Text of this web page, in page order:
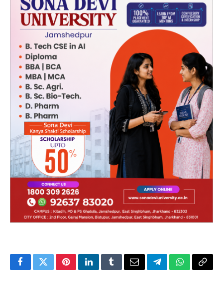
FacebookTwitterPinterestLinkedInTumblrEmailTelegramWhatsApp
Copy